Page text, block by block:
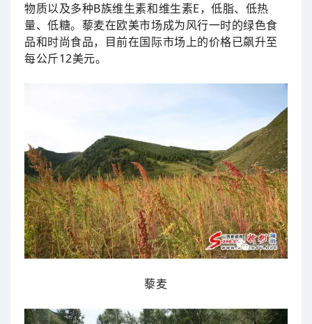
物质以及多种B族维生素和维生素E，低脂、低热
量、低糖。藜麦在欧美市场成为风行一时的绿色食
品和时尚食品，目前在国际市场上的价格已飙升至
每公斤12美元。
藜麦